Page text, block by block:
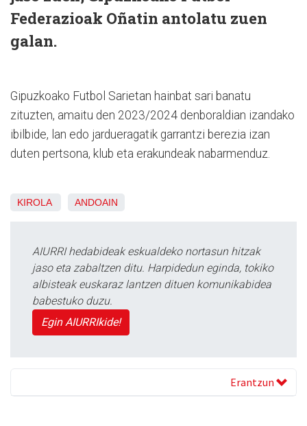
Federazioak Oñatin antolatu zuen
galan.
Gipuzkoako Futbol Sarietan hainbat sari banatu
zituzten, amaitu den 2023/2024 denboraldian izandako
ibilbide, lan edo jardueragatik garrantzi berezia izan
duten pertsona, klub eta erakundeak nabarmenduz.
KIROLA ANDOAIN
AIURRI hedabideak eskualdeko nortasun hitzak
jaso eta zabaltzen ditu. Harpidedun eginda, tokiko
albisteak euskaraz lantzen dituen komunikabidea
babestuko duzu.
Egin AIURRIkide!
Erantzun